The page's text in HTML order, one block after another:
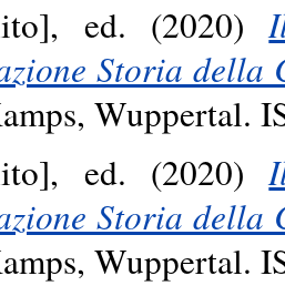
ed. (2020)
Storia della
Wuppertal.
ed. (2020)
Storia della
Wuppertal.